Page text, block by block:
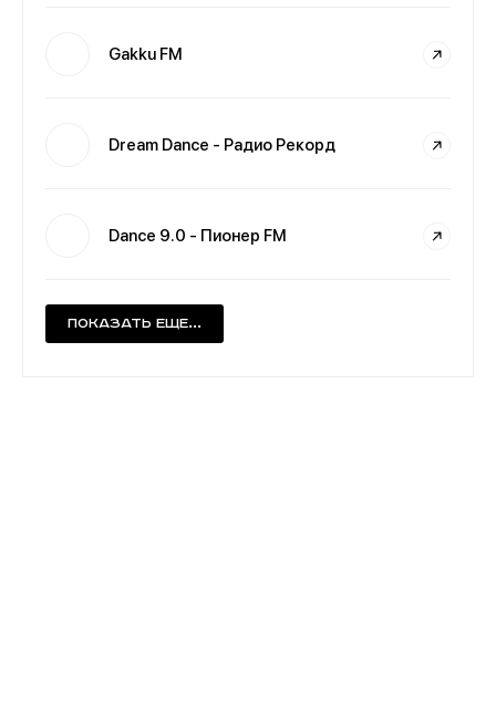
Gakku FM
Dream Dance - Радио Рекорд
Dance 9.0 - Пионер FM
Показать еще...